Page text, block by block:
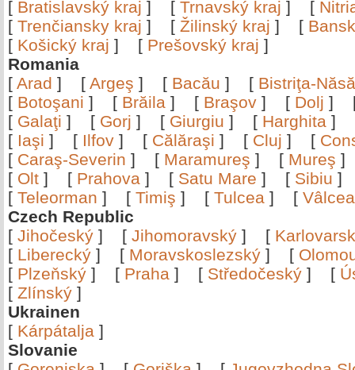
[ Bratislavský kraj ] [ Trnavský kraj ] [
[ Trenčiansky kraj ] [ Žilinský kraj ] [
[ Košický kraj ] [ Prešovský kraj ]
Romania
[ Arad ] [ Argeş ] [ Bacău ] [ Bistriţa-
[ Botoşani ] [ Brăila ] [ Braşov ] [ Dolj ]
[ Galaţi ] [ Gorj ] [ Giurgiu ] [ Harghita ]
[ Iaşi ] [ Ilfov ] [ Călăraşi ] [ Cluj ] [
[ Caraş-Severin ] [ Maramureş ] [ Mureş
[ Olt ] [ Prahova ] [ Satu Mare ] [ Sibiu
[ Teleorman ] [ Timiş ] [ Tulcea ] [
Czech Republic
[ Jihočeský ] [ Jihomoravský ] [
[ Liberecký ] [ Moravskoslezský ] [
[ Plzeňský ] [ Praha ] [ Středočeský ] [
[ Zlínský ]
Ukrainen
[ Kárpátalja ]
Slovanie